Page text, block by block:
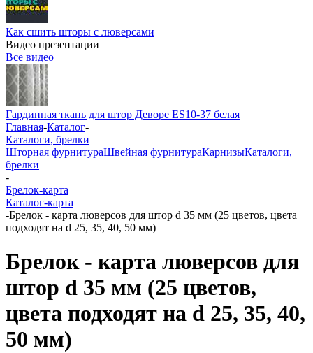
Как сшить шторы с люверсами
Видео презентации
Все видео
Гардинная ткань для штор Деворе ES10-37 белая
Главная-Каталог-
Каталоги, брелки
Шторная фурнитураШвейная фурнитураКарнизыКаталоги,
брелки
-
Брелок-карта
Каталог-карта
-Брелок - карта люверсов для штор d 35 мм (25 цветов, цвета
подходят на d 25, 35, 40, 50 мм)
Брелок - карта люверсов для
штор d 35 мм (25 цветов,
цвета подходят на d 25, 35, 40,
50 мм)